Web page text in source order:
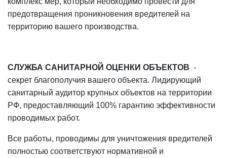
предотвращения проникновения вредителей на
территорию вашего производства.
СЛУЖБА САНИТАРНОЙ ОЦЕНКИ ОБЪЕКТОВ -
секрет благополучия вашего объекта. Лидирующий
санитарный аудитор крупных объектов на территории
РФ, предоставляющий 100% гарантию эффективности
проводимых работ.
Все работы, проводимы для уничтожения вредителей
полностью соответствуют нормативной и